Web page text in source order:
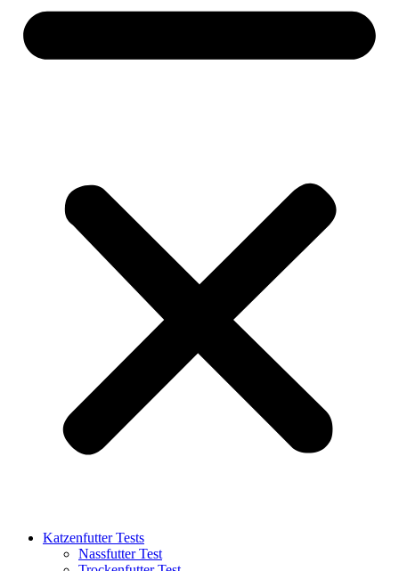
Katzenfutter Tests
Nassfutter Test